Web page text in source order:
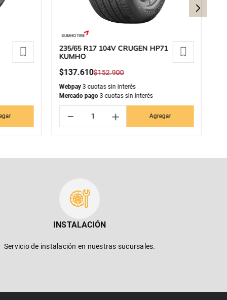
235/65 R17 104V CRUGEN HP71
KUMHO
$137.610$152.900
Webpay3 cuotas sin interés
Mercado pago3 cuotas sin interés
＋
－ Agregar
INSTALACIÓN
Servicio de instalación en nuestras sucursales.